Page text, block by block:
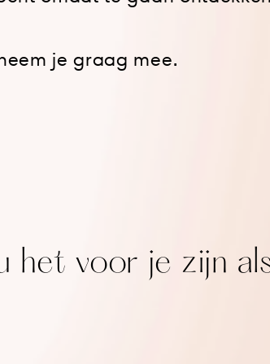
je graag mee.
het voor je zijn